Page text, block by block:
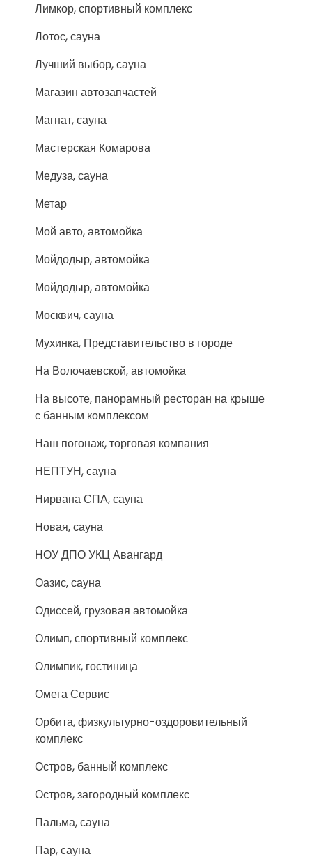
Лимкор, спортивный комплекс
Лотос, сауна
Лучший выбор, сауна
Магазин автозапчастей
Магнат, сауна
Мастерская Комарова
Медуза, сауна
Метар
Мой авто, автомойка
Мойдодыр, автомойка
Мойдодыр, автомойка
Москвич, сауна
Мухинка, Представительство в городе
На Волочаевской, автомойка
На высоте, панорамный ресторан на крыше
с банным комплексом
Наш погонаж, торговая компания
НЕПТУН, сауна
Нирвана СПА, сауна
Новая, сауна
НОУ ДПО УКЦ Авангард
Оазис, сауна
Одиссей, грузовая автомойка
Олимп, спортивный комплекс
Олимпик, гостиница
Омега Сервис
Орбита, физкультурно-оздоровительный
комплекс
Остров, банный комплекс
Остров, загородный комплекс
Пальма, сауна
Пар, сауна